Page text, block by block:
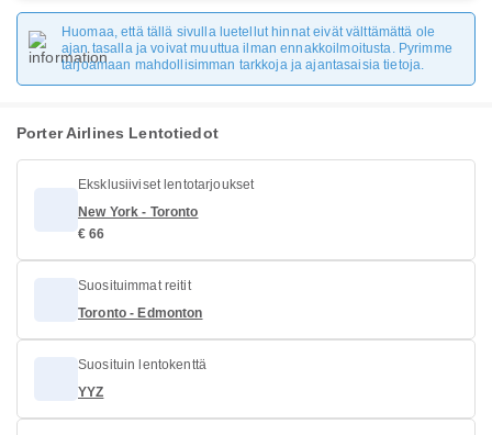
Huomaa, että tällä sivulla luetellut hinnat eivät välttämättä ole
ajan tasalla ja voivat muuttua ilman ennakkoilmoitusta. Pyrimme
tarjoamaan mahdollisimman tarkkoja ja ajantasaisia tietoja.
Porter Airlines Lentotiedot
Eksklusiiviset lentotarjoukset
New York - Toronto
€ 66
Suosituimmat reitit
Toronto - Edmonton
Suosituin lentokenttä
YYZ